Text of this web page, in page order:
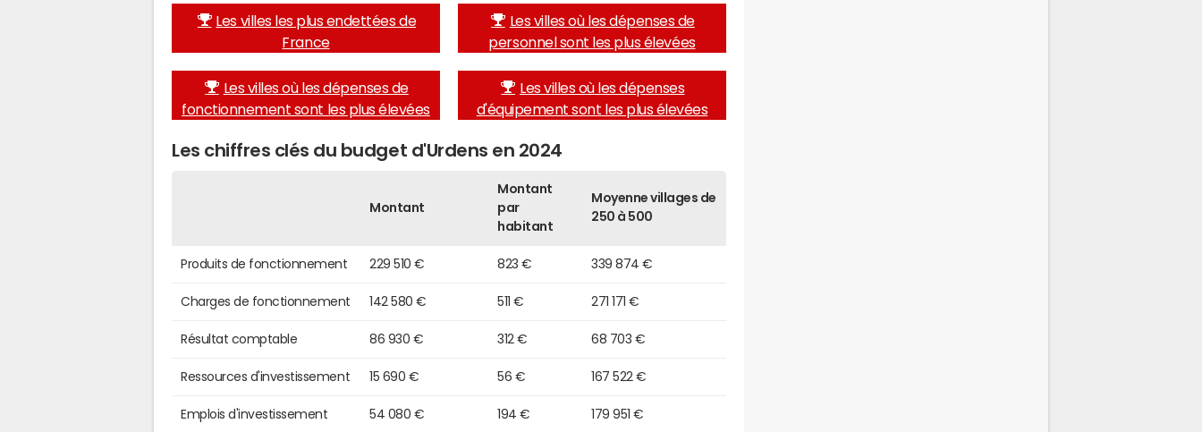
Les villes les plus endettées de
France
Les villes où les dépenses de
personnel sont les plus élevées
Les villes où les dépenses de
fonctionnement sont les plus élevées
Les villes où les dépenses
d'équipement sont les plus élevées
Les chiffres clés du budget d'Urdens en 2024
Montant
Montant
par
habitant
Moyenne villages de
250 à 500
Produits de fonctionnement 229 510 € 823 € 339 874 €
Charges de fonctionnement 142 580 € 511 € 271 171 €
Résultat comptable 86 930 € 312 € 68 703 €
Ressources d'investissement 15 690 € 56 € 167 522 €
Emplois d'investissement 54 080 € 194 € 179 951 €